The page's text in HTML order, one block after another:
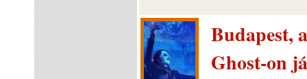
Budapest,
Ghost-on